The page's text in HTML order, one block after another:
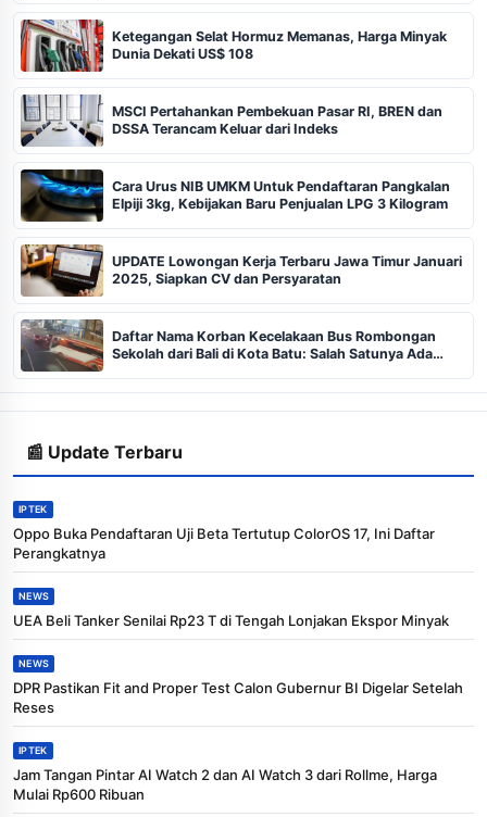
Ketegangan Selat Hormuz Memanas, Harga Minyak
Dunia Dekati US$ 108
MSCI Pertahankan Pembekuan Pasar RI, BREN dan
DSSA Terancam Keluar dari Indeks
Cara Urus NIB UMKM Untuk Pendaftaran Pangkalan
Elpiji 3kg, Kebijakan Baru Penjualan LPG 3 Kilogram
UPDATE Lowongan Kerja Terbaru Jawa Timur Januari
2025, Siapkan CV dan Persyaratan
Daftar Nama Korban Kecelakaan Bus Rombongan
Sekolah dari Bali di Kota Batu: Salah Satunya Ada
📰 Update Terbaru
IPTEK
Oppo Buka Pendaftaran Uji Beta Tertutup ColorOS 17, Ini Daftar
Perangkatnya
NEWS
UEA Beli Tanker Senilai Rp23 T di Tengah Lonjakan Ekspor Minyak
NEWS
DPR Pastikan Fit and Proper Test Calon Gubernur BI Digelar Setelah
Reses
IPTEK
Jam Tangan Pintar AI Watch 2 dan AI Watch 3 dari Rollme, Harga
Mulai Rp600 Ribuan